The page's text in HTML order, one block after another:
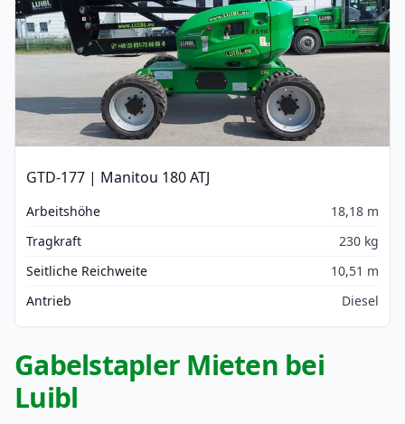
GTD-177 | Manitou 180 ATJ
Arbeitshöhe
18,18 m
Tragkraft
230 kg
Seitliche Reichweite
10,51 m
Antrieb
Diesel
Gabelstapler Mieten bei
Luibl